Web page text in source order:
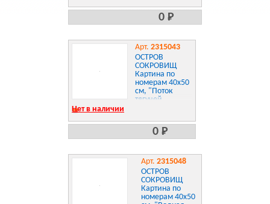
661629
0 Р
Арт. 2315043
ОСТРОВ
СОКРОВИЩ
Картина по
номерам 40х50
см, "Поток
тягучей
акрил, кисти,
662897
Нет в наличии
0 Р
Арт. 2315048
ОСТРОВ
СОКРОВИЩ
Картина по
номерам 40х50